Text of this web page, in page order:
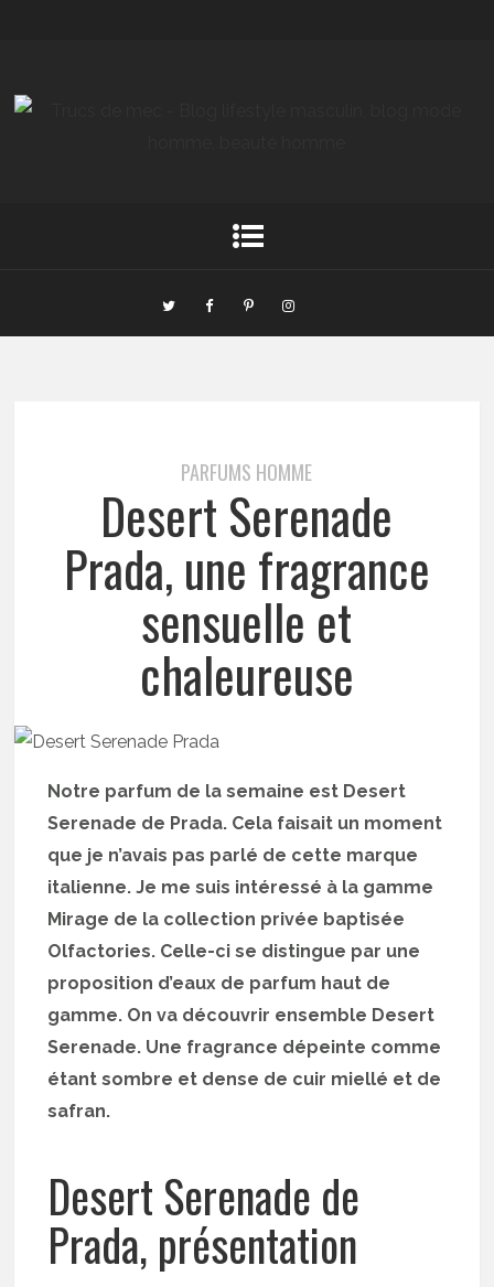
PARFUMS HOMME
Desert Serenade
Prada, une fragrance
sensuelle et
chaleureuse
Notre parfum de la semaine est Desert
Serenade de Prada. Cela faisait un moment
que je n’avais pas parlé de cette marque
italienne. Je me suis intéressé à la gamme
Mirage de la collection privée baptisée
Olfactories. Celle-ci se distingue par une
proposition d’eaux de parfum haut de
gamme. On va découvrir ensemble Desert
Serenade. Une fragrance dépeinte comme
étant sombre et dense de cuir miellé et de
safran.
Desert Serenade de
Prada, présentation